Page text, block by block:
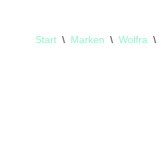
Start \ Marken \ Wolfra \